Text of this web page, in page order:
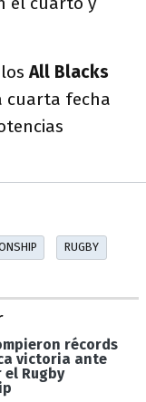
losAll Blacks
cuarta fecha
RUGBY
récords
victoria ante
Rugby